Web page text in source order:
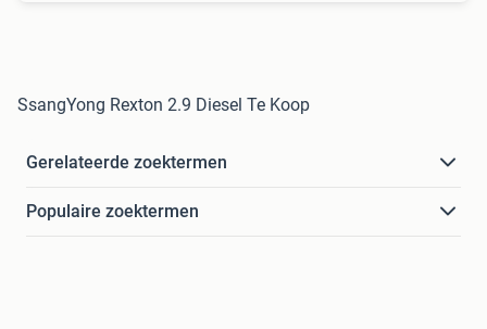
SsangYong Rexton 2.9 Diesel Te Koop
Gerelateerde zoektermen
Populaire zoektermen